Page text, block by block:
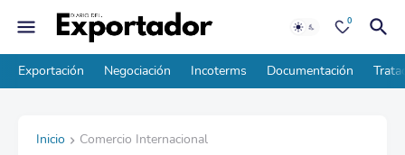
0
Exportación Negociación Incoterms Documentación
Inicio Comercio Internacional